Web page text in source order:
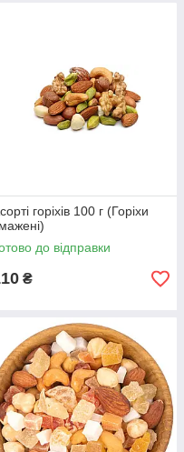
горіхів 100 г (Горіхи
до відправки
₴